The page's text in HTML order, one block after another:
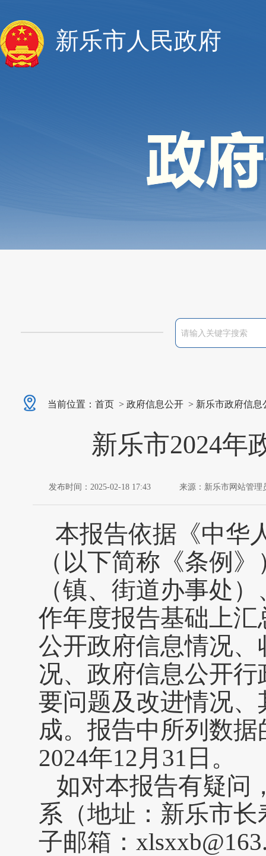
新乐市人民政府
当前位置： 首页 > 政府信息公开 > 新乐市政府信息
新乐市2024年
发布时间：2025-02-18 17:43 来源：新乐市网站管理
本报告依据《中华
（以下简称《条例
（镇、街道办事处
作年度报告基础上
公开政府信息情况
况、政府信息公开
要问题及改进情况
成。报告中所列数
2024年12月31日。
如对本报告有疑问
系（地址：新乐市长
子邮箱：